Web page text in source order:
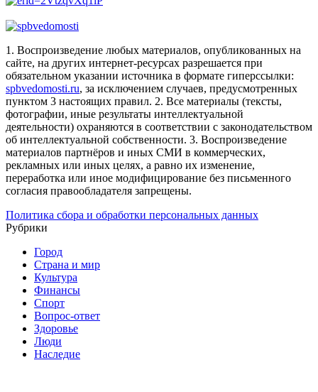
1. Воспроизведение любых материалов, опубликованных на
сайте, на других интернет-ресурсах разрешается при
обязательном указании источника в формате гиперссылки:
spbvedomosti.ru, за исключением случаев, предусмотренных
пунктом 3 настоящих правил. 2. Все материалы (тексты,
фотографии, иные результаты интеллектуальной
деятельности) охраняются в соответствии с законодательством
об интеллектуальной собственности. 3. Воспроизведение
материалов партнёров и иных СМИ в коммерческих,
рекламных или иных целях, а равно их изменение,
переработка или иное модифицирование без письменного
согласия правообладателя запрещены.
Политика сбора и обработки персональных данных
Рубрики
Город
Страна и мир
Культура
Финансы
Спорт
Вопрос-ответ
Здоровье
Люди
Наследие